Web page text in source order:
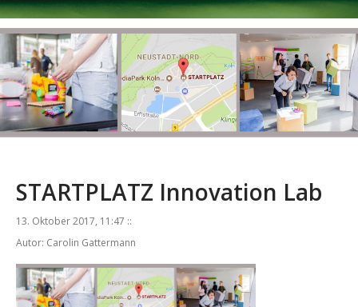
STARTPLATZ Innovation Lab
13. Oktober 2017, 11:47 ::
Autor: Carolin Gattermann